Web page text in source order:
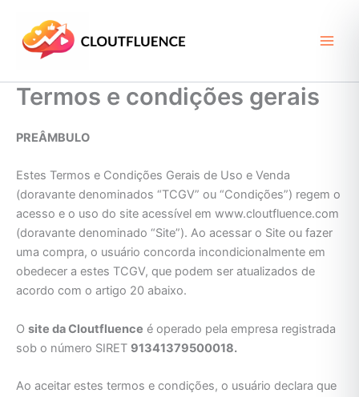
Termos e condições gerais
PREÂMBULO
Estes Termos e Condições Gerais de Uso e Venda
(doravante denominados “TCGV” ou “Condições”) regem o
acesso e o uso do site acessível em www.cloutfluence.com
(doravante denominado “Site”). Ao acessar o Site ou fazer
uma compra, o usuário concorda incondicionalmente em
obedecer a estes TCGV, que podem ser atualizados de
acordo com o artigo 20 abaixo.
O site da Cloutfluence é operado pela empresa registrada
sob o número SIRET 91341379500018.
Ao aceitar estes termos e condições, o usuário declara que